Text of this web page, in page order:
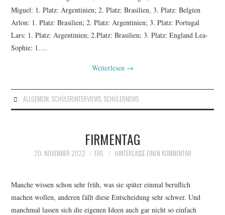
Miguel: 1. Platz: Argentinien; 2. Platz: Brasilien, 3. Platz: Belgien
Arlon: 1. Platz: Brasilien; 2. Platz: Argentinien; 3. Platz: Portugal
Lars: 1. Platz: Argentinien; 2.Platz: Brasilien; 3. Platz: England Lea-
Sophie: 1.…
Weiterlesen →
ALLGEMEIN, SCHÜLERINTERVIEWS, SCHÜLERNEWS
FIRMENTAG
20. NOVEMBER 2022 ERS HINTERLASSE EINEN KOMMENTAR
Manche wissen schon sehr früh, was sie später einmal beruflich
machen wollen, anderen fällt diese Entscheidung sehr schwer. Und
manchmal lassen sich die eigenen Ideen auch gar nicht so einfach